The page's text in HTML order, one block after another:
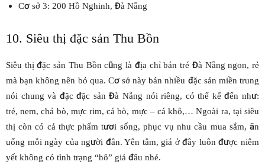
Cơ sở 3: 200 Hồ Nghinh, Đà Nẵng
10. Siêu thị đặc sản Thu Bồn
Siêu thị đặc sản Thu Bồn cũng là địa chỉ bán tré Đà Nẵng ngon, rẻ
mà bạn không nên bỏ qua. Cơ sở này bán nhiều đặc sản miền trung
nói chung và đặc đặc sản Đà Nẵng nói riêng, có thể kể đến như:
tré, nem, chả bò, mực rim, cá bò, mực – cá khô,… Ngoài ra, tại siêu
thị còn có cả thực phẩm tươi sống, phục vụ nhu cầu mua sắm, ăn
uống mỗi ngày của người đân. Yên tâm, giá ở đây luôn được niêm
yết không có tình trạng “hô” giá đâu nhé.